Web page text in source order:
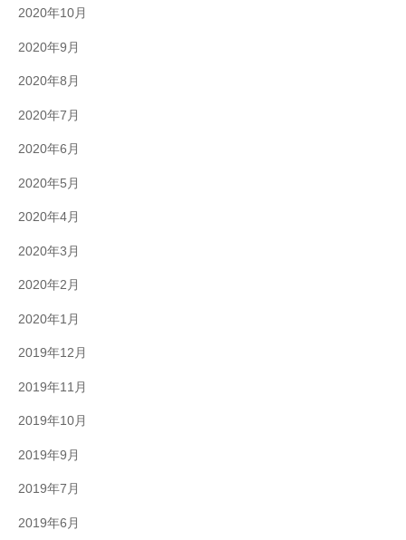
2020年10月
2020年9月
2020年8月
2020年7月
2020年6月
2020年5月
2020年4月
2020年3月
2020年2月
2020年1月
2019年12月
2019年11月
2019年10月
2019年9月
2019年7月
2019年6月